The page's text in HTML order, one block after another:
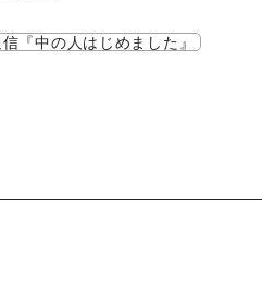
『中の人はじめました』